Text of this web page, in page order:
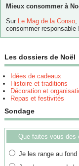
Mieux consommer à
Sur Le Mag de la Conso,
consommer responsable !
Les dossiers de Noël
Idées de cadeaux
Histoire et traditions
Décoration et
Repas et festivités
Sondage
Que faites-vous des
Je les range au fond